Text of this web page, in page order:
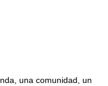
una comunidad, un